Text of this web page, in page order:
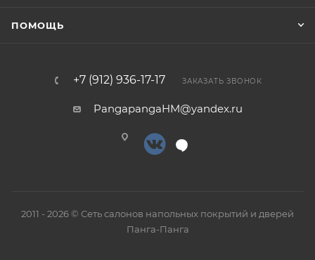
ПОМОЩЬ
+7 (912) 936-17-17 ЗАКАЗАТЬ ЗВОНОК
PangapangaHM@yandex.ru
2011 - 2026 © Сеть салонов напольных покрытий и дверей
Панга-Панга